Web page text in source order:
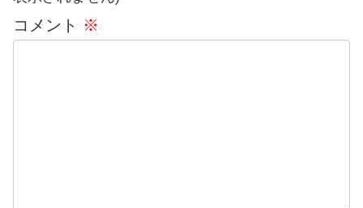
コメント ※